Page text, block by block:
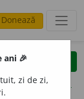
Donează
clear
opțiuni
ani 🎉
zi de zi,